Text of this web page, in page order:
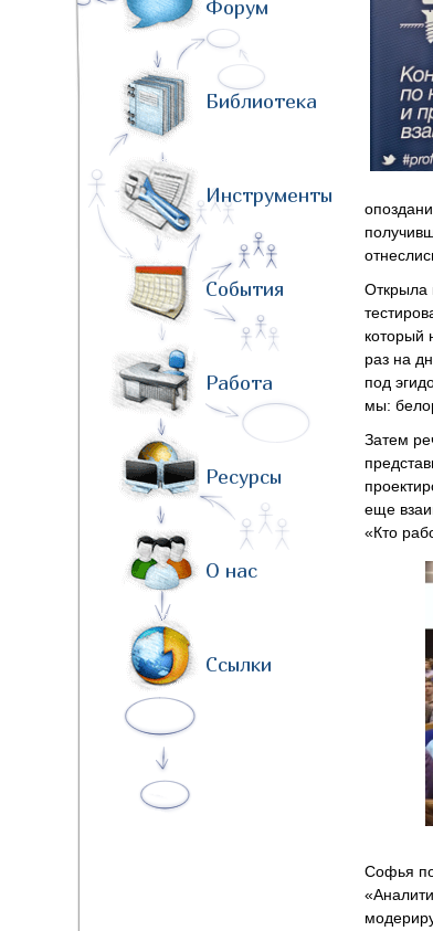
Форум
Библиотека
Инструменты
События
Работа
Ресурсы
О нас
Ссылки
Открыла
который
раз на
под
мы:
Затем
еще
«Кто
Софья